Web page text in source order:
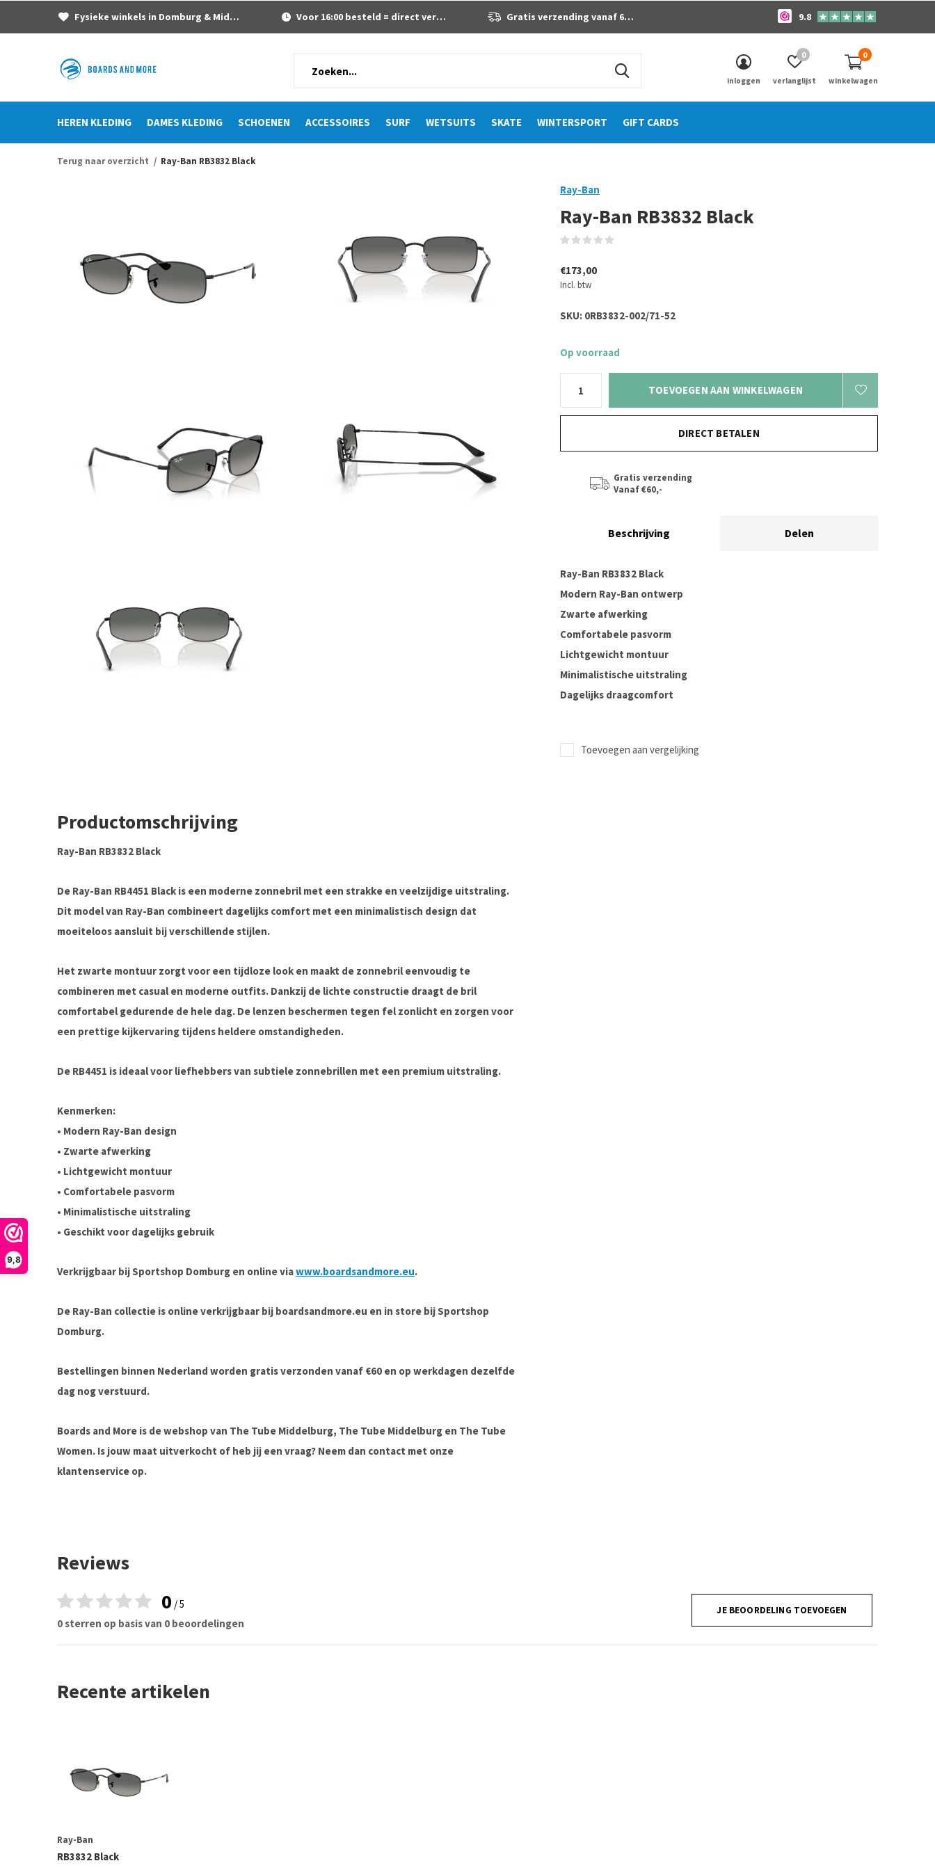
9,8
HEREN KLEDING DAMES KLEDING SCHOENEN ACCESSOIRES SURF WETSUITS SKATE WINTERSPORT GIFT CARDS
inloggen verlanglijst
0
winkelwagen
0
Fysieke winkels in Domburg & Middelburg Voor 16:00 besteld = direct verzonden Gratis verzending vanaf 60 euro 9.8
Terug naar overzicht Ray-Ban RB3832 Black
Ray-Ban
Ray-Ban RB3832 Black
€173,00
Incl. btw
SKU: 0RB3832-002/71-52
Op voorraad
TOEVOEGEN AAN WINKELWAGEN
DIRECT BETALEN
Gratis verzending
Vanaf €60,-
Beschrijving Delen
Ray-Ban RB3832 Black
Modern Ray-Ban ontwerp
Zwarte afwerking
Comfortabele pasvorm
Lichtgewicht montuur
Minimalistische uitstraling
Dagelijks draagcomfort
Toevoegen aan vergelijking
Productomschrijving
Ray-Ban RB3832 Black
De Ray-Ban RB4451 Black is een moderne zonnebril met een strakke en veelzijdige uitstraling.
Dit model van Ray-Ban combineert dagelijks comfort met een minimalistisch design dat
moeiteloos aansluit bij verschillende stijlen.
Het zwarte montuur zorgt voor een tijdloze look en maakt de zonnebril eenvoudig te
combineren met casual en moderne outfits. Dankzij de lichte constructie draagt de bril
comfortabel gedurende de hele dag. De lenzen beschermen tegen fel zonlicht en zorgen voor
een prettige kijkervaring tijdens heldere omstandigheden.
De RB4451 is ideaal voor liefhebbers van subtiele zonnebrillen met een premium uitstraling.
Kenmerken:
• Modern Ray-Ban design
• Zwarte afwerking
• Lichtgewicht montuur
• Comfortabele pasvorm
• Minimalistische uitstraling
• Geschikt voor dagelijks gebruik
Verkrijgbaar bij Sportshop Domburg en online viawww.boardsandmore.eu.
De Ray-Ban collectie is online verkrijgbaar bij boardsandmore.eu en in store bij Sportshop
Domburg.
Bestellingen binnen Nederland worden gratis verzonden vanaf €60 en op werkdagen dezelfde
dag nog verstuurd.
Boards and More is de webshop van The Tube Middelburg, The Tube Middelburg en The Tube
Women. Is jouw maat uitverkocht of heb jij een vraag? Neem dan contact met onze
klantenservice op.
Reviews
0 / 5
0 sterren op basis van 0 beoordelingen
JE BEOORDELING TOEVOEGEN
Recente artikelen
Ray-Ban
RB3832 Black